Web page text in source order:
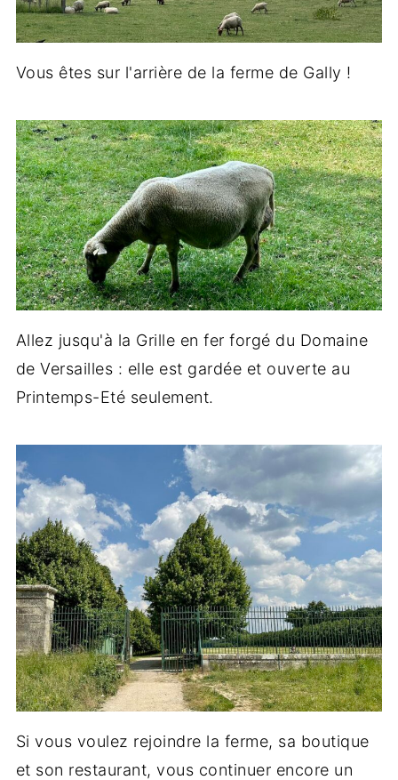
Vous êtes sur l'arrière de la ferme de Gally !
Allez jusqu'à la Grille en fer forgé du Domaine
de Versailles : elle est gardée et ouverte au
Printemps-Eté seulement.
Si vous voulez rejoindre la ferme, sa boutique
et son restaurant, vous continuer encore un